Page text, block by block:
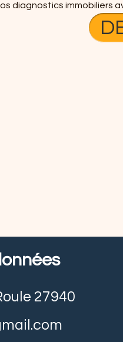
diagnostics immobiliers
27940